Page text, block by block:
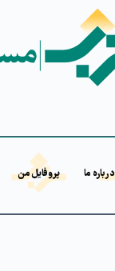
درباره ما پروفایل من